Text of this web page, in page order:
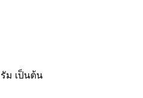
ม เป็นต้น